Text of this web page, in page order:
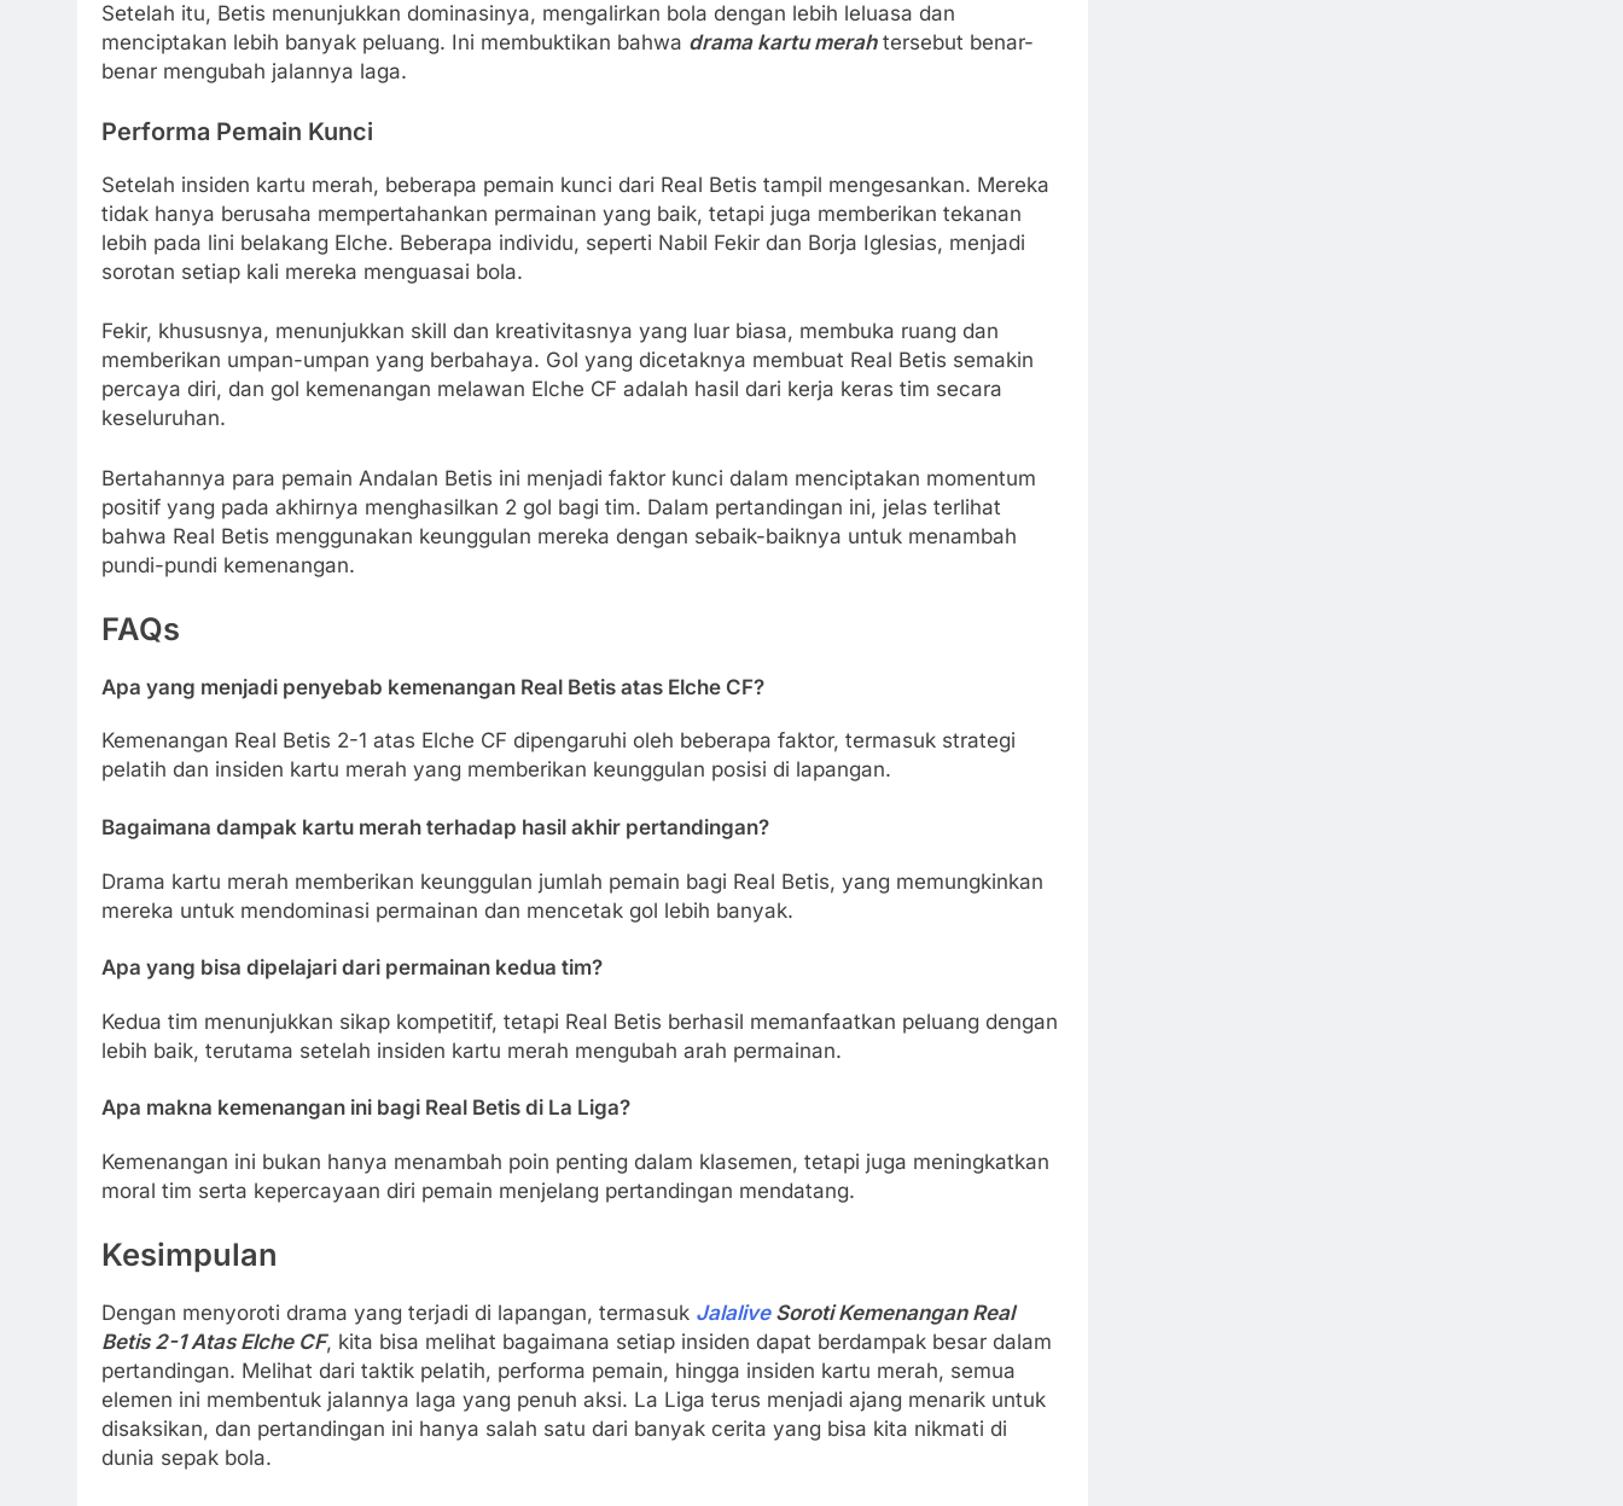
Setelah itu, Betis menunjukkan dominasinya, mengalirkan bola dengan lebih leluasa dan
menciptakan lebih banyak peluang. Ini membuktikan bahwa drama kartu merahtersebut benar-
benar mengubah jalannya laga.
Performa Pemain Kunci
Setelah insiden kartu merah, beberapa pemain kunci dari Real Betis tampil mengesankan. Mereka
tidak hanya berusaha mempertahankan permainan yang baik, tetapi juga memberikan tekanan
lebih pada lini belakang Elche. Beberapa individu, seperti Nabil Fekir dan Borja Iglesias, menjadi
sorotan setiap kali mereka menguasai bola.
Fekir, khususnya, menunjukkan skill dan kreativitasnya yang luar biasa, membuka ruang dan
memberikan umpan-umpan yang berbahaya. Gol yang dicetaknya membuat Real Betis semakin
percaya diri, dan gol kemenangan melawan Elche CF adalah hasil dari kerja keras tim secara
keseluruhan.
Bertahannya para pemain Andalan Betis ini menjadi faktor kunci dalam menciptakan momentum
positif yang pada akhirnya menghasilkan 2 gol bagi tim. Dalam pertandingan ini, jelas terlihat
bahwa Real Betis menggunakan keunggulan mereka dengan sebaik-baiknya untuk menambah
pundi-pundi kemenangan.
FAQs
Apa yang menjadi penyebab kemenangan Real Betis atas Elche CF?
Kemenangan Real Betis 2-1 atas Elche CF dipengaruhi oleh beberapa faktor, termasuk strategi
pelatih dan insiden kartu merah yang memberikan keunggulan posisi di lapangan.
Bagaimana dampak kartu merah terhadap hasil akhir pertandingan?
Drama kartu merah memberikan keunggulan jumlah pemain bagi Real Betis, yang memungkinkan
mereka untuk mendominasi permainan dan mencetak gol lebih banyak.
Apa yang bisa dipelajari dari permainan kedua tim?
Kedua tim menunjukkan sikap kompetitif, tetapi Real Betis berhasil memanfaatkan peluang dengan
lebih baik, terutama setelah insiden kartu merah mengubah arah permainan.
Apa makna kemenangan ini bagi Real Betis di La Liga?
Kemenangan ini bukan hanya menambah poin penting dalam klasemen, tetapi juga meningkatkan
moral tim serta kepercayaan diri pemain menjelang pertandingan mendatang.
Kesimpulan
Dengan menyoroti drama yang terjadi di lapangan, termasuk JalaliveSoroti Kemenangan Real
Betis 2-1 Atas Elche CF, kita bisa melihat bagaimana setiap insiden dapat berdampak besar dalam
pertandingan. Melihat dari taktik pelatih, performa pemain, hingga insiden kartu merah, semua
elemen ini membentuk jalannya laga yang penuh aksi. La Liga terus menjadi ajang menarik untuk
disaksikan, dan pertandingan ini hanya salah satu dari banyak cerita yang bisa kita nikmati di
dunia sepak bola.